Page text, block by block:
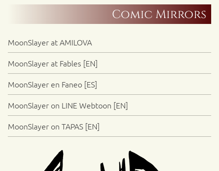
Comic Mirrors
MoonSlayer at AMILOVA
MoonSlayer at Fables [EN]
MoonSlayer en Faneo [ES]
MoonSlayer on LINE Webtoon [EN]
MoonSlayer on TAPAS [EN]